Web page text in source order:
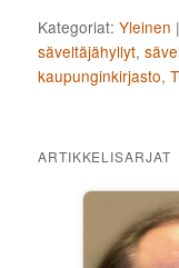
Kategoriat: Yleinen
säveltäjähyllyt,
kaupunginkirjasto,
ARTIKKELISARJAT